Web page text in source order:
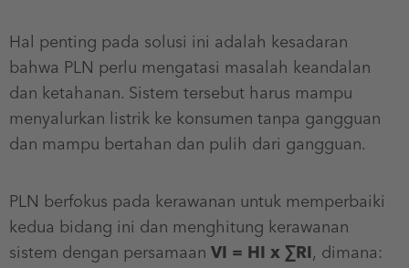
Hal penting pada solusi ini adalah kesadaran
bahwa PLN perlu mengatasi masalah keandalan
dan ketahanan. Sistem tersebut harus mampu
menyalurkan listrik ke konsumen tanpa gangguan
dan mampu bertahan dan pulih dari gangguan.
PLN berfokus pada kerawanan untuk memperbaiki
kedua bidang ini dan menghitung kerawanan
sistem dengan persamaanVI = HI x ∑RI, dimana: